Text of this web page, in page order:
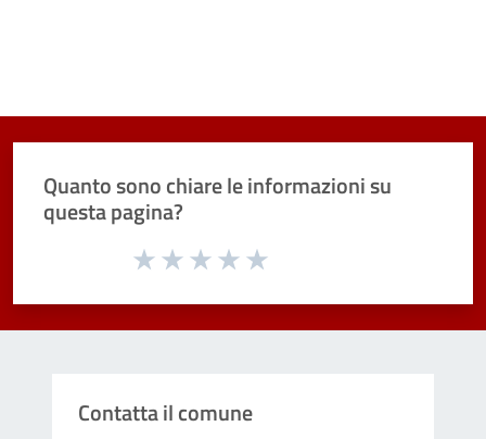
Quanto sono chiare le informazioni su
questa pagina?
Valuta da 1 a 5 stelle la pagina
Contatta il comune